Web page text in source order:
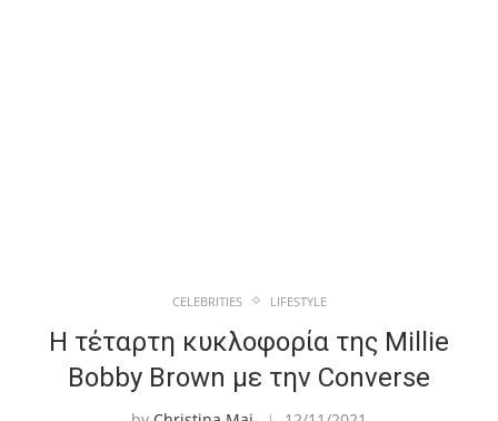
CELEBRITIES LIFESTYLE
Η τέταρτη κυκλοφορία της Millie
Bobby Brown με την Converse